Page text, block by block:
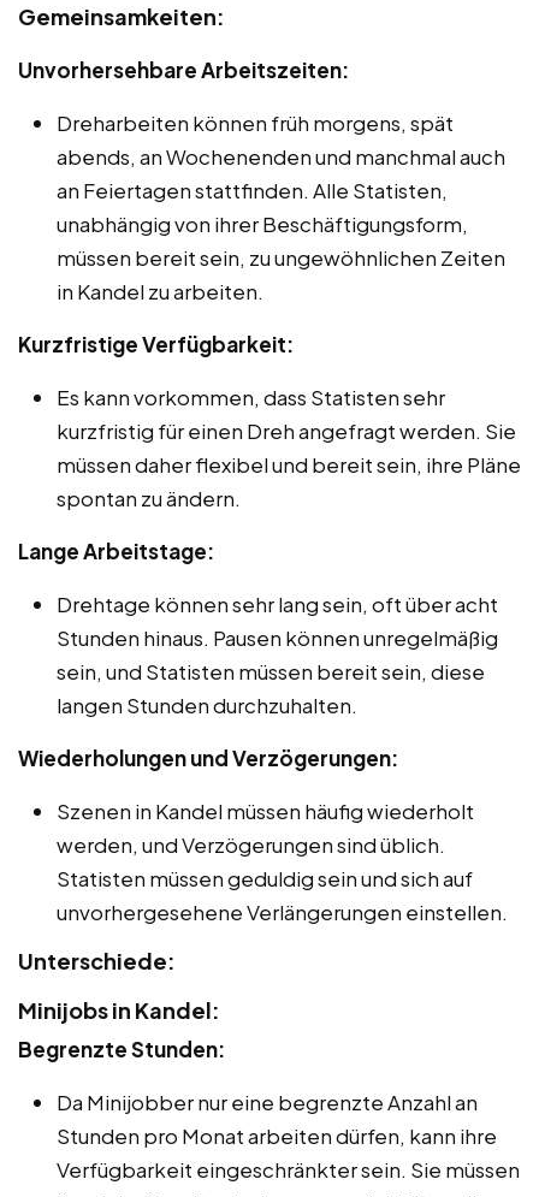
Gemeinsamkeiten:
Unvorhersehbare Arbeitszeiten:
Dreharbeiten können früh morgens, spät
abends, an Wochenenden und manchmal auch
an Feiertagen stattfinden. Alle Statisten,
unabhängig von ihrer Beschäftigungsform,
müssen bereit sein, zu ungewöhnlichen Zeiten
in Kandel zu arbeiten.
Kurzfristige Verfügbarkeit:
Es kann vorkommen, dass Statisten sehr
kurzfristig für einen Dreh angefragt werden. Sie
müssen daher flexibel und bereit sein, ihre Pläne
spontan zu ändern.
Lange Arbeitstage:
Drehtage können sehr lang sein, oft über acht
Stunden hinaus. Pausen können unregelmäßig
sein, und Statisten müssen bereit sein, diese
langen Stunden durchzuhalten.
Wiederholungen und Verzögerungen:
Szenen in Kandel müssen häufig wiederholt
werden, und Verzögerungen sind üblich.
Statisten müssen geduldig sein und sich auf
unvorhergesehene Verlängerungen einstellen.
Unterschiede:
Minijobs in Kandel:
Begrenzte Stunden:
Da Minijobber nur eine begrenzte Anzahl an
Stunden pro Monat arbeiten dürfen, kann ihre
Verfügbarkeit eingeschränkter sein. Sie müssen